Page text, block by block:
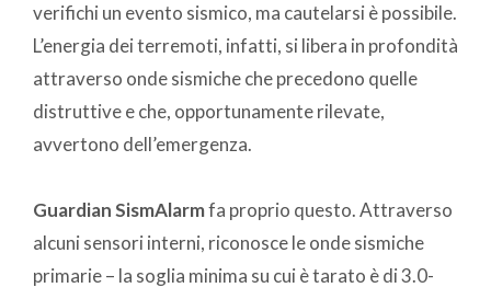
verifichi un evento sismico, ma cautelarsi è possibile.
L’energia dei terremoti, infatti, si libera in profondità
attraverso onde sismiche che precedono quelle
distruttive e che, opportunamente rilevate,
avvertono dell’emergenza.
GuardianSismAlarmfa proprio questo. Attraverso
alcuni sensori interni, riconosce le onde sismiche
primarie – la soglia minima su cui è tarato è di 3.0-